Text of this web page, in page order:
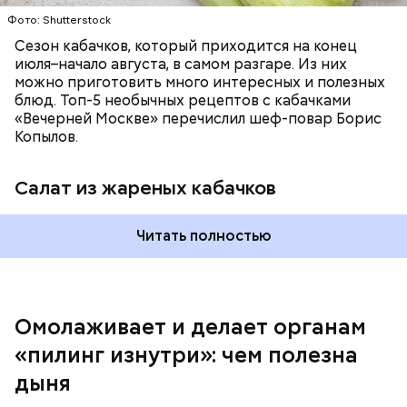
Фото: Shutterstock
Сезон кабачков, который приходится на конец
июля–начало августа, в самом разгаре. Из них
можно приготовить много интересных и полезных
блюд. Топ-5 необычных рецептов с кабачками
«Вечерней Москве» перечислил шеф-повар Борис
Копылов.
Салат из жареных кабачков
Читать полностью
Омолаживает и делает органам
«пилинг изнутри»: чем полезна
дыня
кремний — укрепляет кости, зубы, волосы и
ногти и оказывает омолаживающее действие;
клетчатка — достаточно нежная и забирает
излишки холестерина, сахара и соли тяжелых
фолиевая кислота (в большом количестве) —
Вред дыни
А врач-эндокринолог Алексей Калинчев рассказал,
что существует множество блюд, где используют